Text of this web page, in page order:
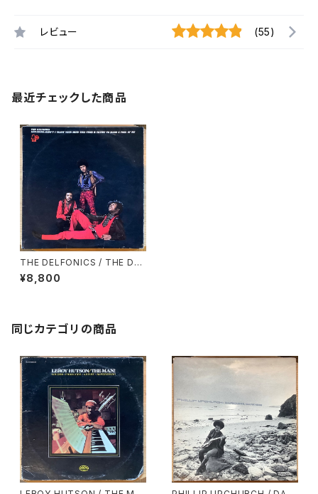
レビュー (55)
最近チェックした商品
THE DELFONICS / THE DEL
FONICS
¥8,800
同じカテゴリの商品